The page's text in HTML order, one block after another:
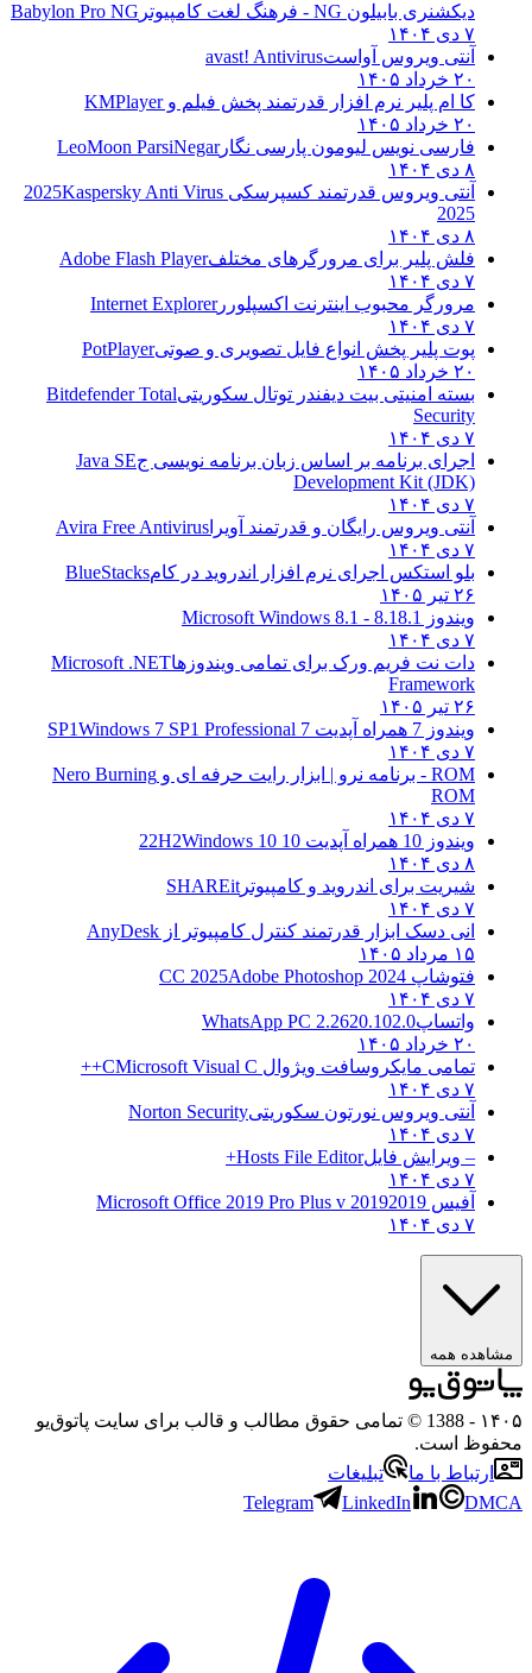
دیکشنری بابیلون NG - فرهنگ لغت کامپیوتر
Babylon Pro NG
۷ دی ۱۴۰۴
آنتی ویروس آواستavast! Antivirus
۲۰ خرداد ۱۴۰۵
کا ام پلیر نرم افزار قدرتمند پخش فیلم وKMPlayer
۲۰ خرداد ۱۴۰۵
فارسی نویس لیومون پارسی نگارLeoMoon ParsiNegar
۸ دی ۱۴۰۴
آنتی ویروس قدرتمند کسپرسکی 2025 Kaspersky Anti Virus
2025
۸ دی ۱۴۰۴
فلش پلیر برای مرورگرهای مختلفAdobe Flash Player
۷ دی ۱۴۰۴
مرورگر محبوب اینترنت اکسپلوررInternet Explorer
۷ دی ۱۴۰۴
پوت پلیر پخش انواع فایل تصویری و صوتیPotPlayer
۲۰ خرداد ۱۴۰۵
بسته امنیتی بیت دیفندر توتال سکوریتیBitdefender Total
Security
۷ دی ۱۴۰۴
اجرای برنامه بر اساس زبان برنامه نویسی جJava SE
Development Kit (JDK)
۷ دی ۱۴۰۴
آنتی ویروس رایگان و قدرتمند آویرا Avira Free Antivirus
۷ دی ۱۴۰۴
بلو استکس اجرای نرم افزار اندروید در کامBlueStacks
۲۶ تیر ۱۴۰۵
ویندوز 8.1
8.1 - Microsoft Windows 8.1
۷ دی ۱۴۰۴
دات نت فریم ورک برای تمامی ویندوزهاMicrosoft .NET
Framework
۲۶ تیر ۱۴۰۵
ویندوز 7 همراه آپدیت 7 SP1
Windows 7 SP1 Professional
۷ دی ۱۴۰۴
ROM - برنامه نرو | ابزار رایت حرفه ای و
Nero Burning
ROM
۷ دی ۱۴۰۴
ویندوز 10 همراه آپدیت 10 22H2
Windows 10
۸ دی ۱۴۰۴
شیریت برای اندروید و کامپیوتر SHAREit
۷ دی ۱۴۰۴
انی دسک ابزار قدرتمند کنترل کامپیوتر از AnyDesk
۱۵ مرداد ۱۴۰۵
فتوشاپ CC 2025 Adobe Photoshop 2024
۷ دی ۱۴۰۴
واتساپWhatsApp PC 2.2620.102.0
۲۰ خرداد ۱۴۰۵
تمامی مایکروسافت ویژوال C Microsoft Visual C++
۷ دی ۱۴۰۴
آنتی ویروس نورتون سکوریتیNorton Security
۷ دی ۱۴۰۴
– ویرایش فایلHosts File Editor+
۷ دی ۱۴۰۴
آفیس 2019 2019 Microsoft Office 2019 Pro Plus v
۷ دی ۱۴۰۴
مشاهده همه
۱۴۰۵
- 1388 © تمامی حقوق مطالب و قالب برای سایت پاتوق‌یو
محفوظ است.
ارتباط با ما
تبلیغات
Telegram
LinkedIn DMCA